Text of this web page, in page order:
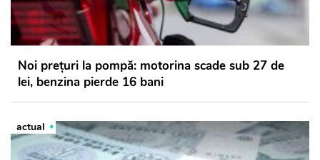
Noi prețuri la pompă: motorina scade sub 27 de
lei, benzina pierde 16 bani
actual